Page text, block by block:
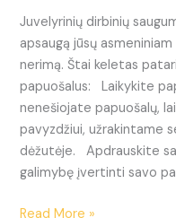
Juvelyrinių dirbinių
apsaugą jūsų
nerimą. Štai keletas
papuošalus: Laikykite
nenešiojate papuošalų,
pavyzdžiui, užrakintame
dėžutėje. Apdrauskite
galimybę įvertinti savo
saugumą?
Read More »